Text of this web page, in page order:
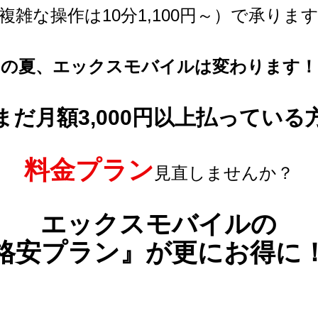
雑な操作は10分1,100円～）で承ります
夏、エックスモバイルは変わります！
だ月額3,000円以上払っている
料金プラン 見直しませんか？
エックスモバイルの
安プラン』が更にお得に